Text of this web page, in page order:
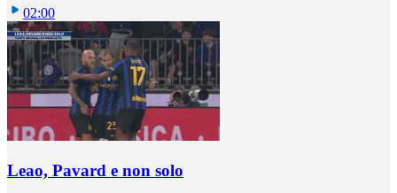
02:00
Leao, Pavard e non solo